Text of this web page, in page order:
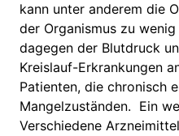
kann unter anderem die
der Organismus zu
dagegen der Blutdruck
Kreislauf-Erkrankungen
Patienten, die chronisch
Mangelzuständen. Ein
Verschiedene